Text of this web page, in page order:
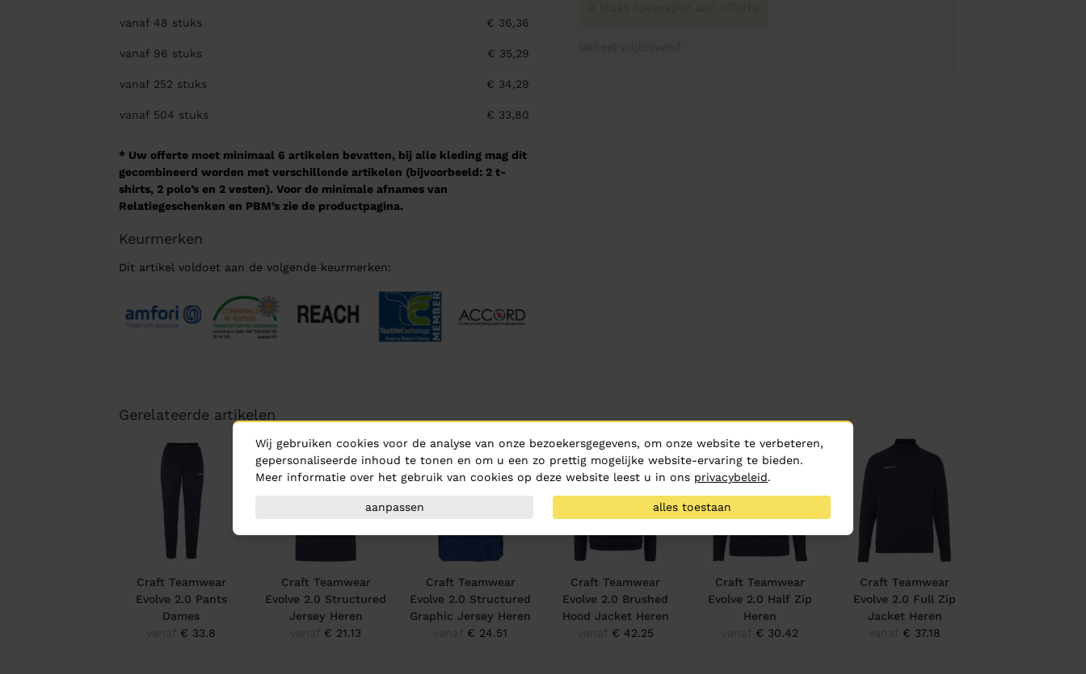
vanaf 48 stuks € 36,36
vanaf 96 stuks € 35,29
vanaf 252 stuks € 34,29
vanaf 504 stuks € 33,80
* Uw offerte moet minimaal 6 artikelen bevatten, bij alle kleding mag dit
gecombineerd worden met verschillende artikelen (bijvoorbeeld: 2 t-
shirts, 2 polo’s en 2 vesten). Voor de minimale afnames van
Relatiegeschenken en PBM’s zie de productpagina.
Keurmerken
Dit artikel voldoet aan de volgende keurmerken:
Gerelateerde artikelen
Craft Teamwear
Evolve 2.0 Pants
Dames
€ 33.8
Craft Teamwear
Evolve 2.0 Structured
Jersey Heren
€ 21.13
Craft Teamwear
Evolve 2.0 Structured
Graphic Jersey Heren
€ 24.51
Craft Teamwear
Evolve 2.0 Brushed
Hood Jacket Heren
€ 42.25
Craft Teamwear
Evolve 2.0 Half Zip
Heren
€ 30.42
Craft Teamwear
Evolve 2.0 Full Zip
Jacket Heren
€ 37.18
Wij gebruiken cookies voor de analyse van onze bezoekersgegevens, om onze website te verbeteren,
gepersonaliseerde inhoud te tonen en om u een zo prettig mogelijke website-ervaring te bieden.
Meer informatie over het gebruik van cookies op deze website leest u in ons privacybeleid.
aanpassen alles toestaan